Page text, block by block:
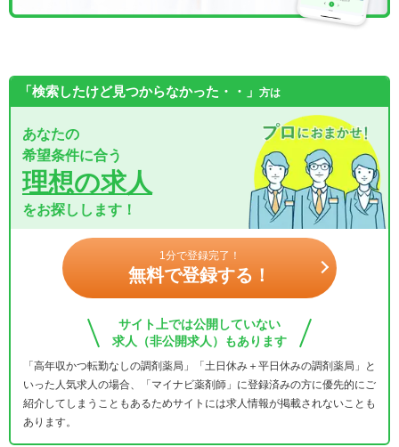
「検索したけど見つからなかった・・」 方は
あなたの
希望条件に合う
理想の求人
をお探しします！
1分で登録完了！
無料で登録する！
サイト上では公開していない
求人（非公開求人）もあります
「高年収かつ転勤なしの調剤薬局」「土日休み＋平日休みの調剤薬局」と
いった人気求人の場合、「マイナビ薬剤師」に登録済みの方に優先的にご
紹介してしまうこともあるためサイトには求人情報が掲載されないことも
あります。